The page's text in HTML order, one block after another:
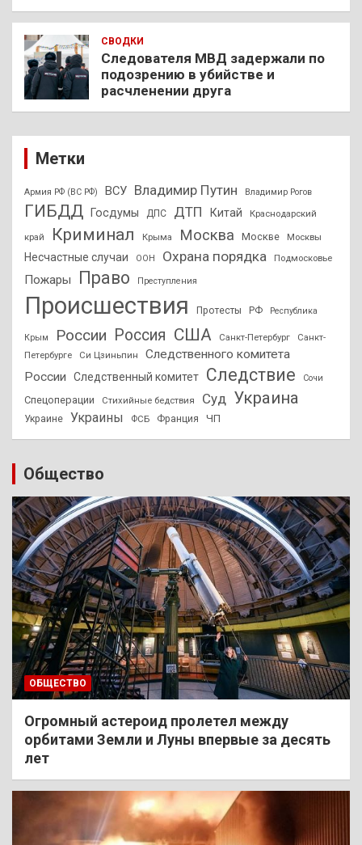
СВОДКИ
Следователя МВД задержали по
подозрению в убийстве и
расчленении друга
Метки
Армия РФ (ВС РФ) ВСУ Владимир Путин Владимир Рогов
ГИБДД Госдумы ДПС ДТП Китай Краснодарский
край Криминал Крыма Москва Москве Москвы
Несчастные случаи ООН Охрана порядка Подмосковье
Пожары Право Преступления
Происшествия Протесты РФ Республика
Крым России Россия США Санкт-Петербург
Санкт-
Петербурге
Си Цзиньпин
Следственного комитета
России
Следственный комитет Следствие Сочи
Спецоперации Стихийные бедствия Суд Украина
Украине Украины ФСБ Франция ЧП
Общество
ОБЩЕСТВО
Огромный астероид пролетел между
орбитами Земли и Луны впервые за десять
лет